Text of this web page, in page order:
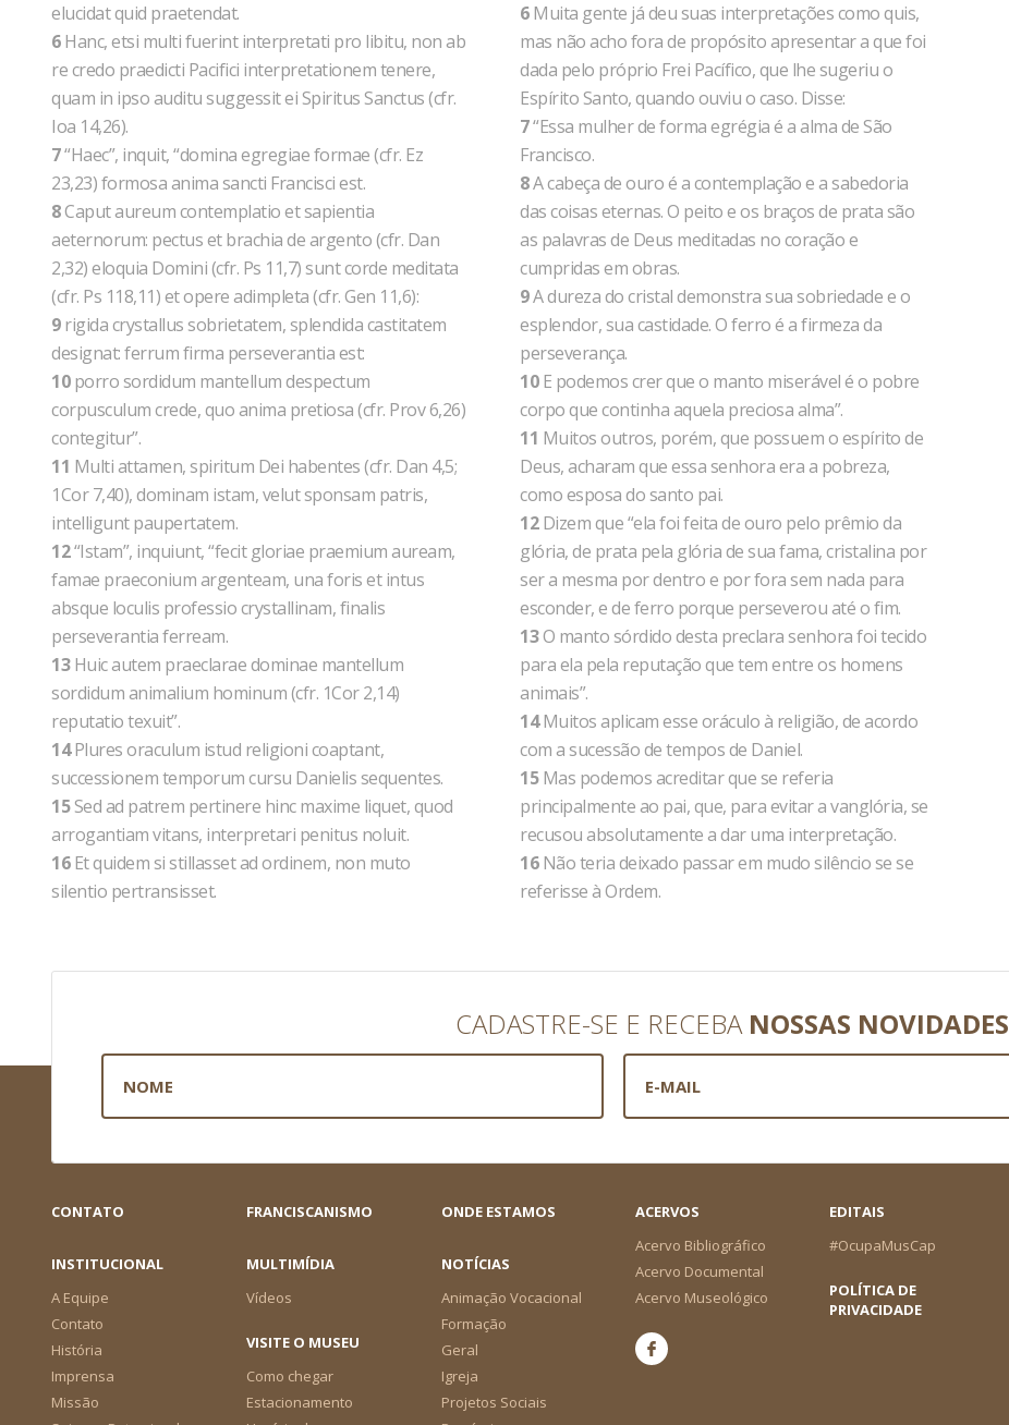
elucidat quid praetendat.
6Hanc, etsi multi fuerint interpretati pro libitu, non ab
re credo praedicti Pacifici interpretationem tenere,
quam in ipso auditu suggessit ei Spiritus Sanctus (cfr.
Ioa 14,26).
7“Haec”, inquit, “domina egregiae formae (cfr. Ez
23,23) formosa anima sancti Francisci est.
8Caput aureum contemplatio et sapientia
aeternorum: pectus et brachia de argento (cfr. Dan
2,32) eloquia Domini (cfr. Ps 11,7) sunt corde meditata
(cfr. Ps 118,11) et opere adimpleta (cfr. Gen 11,6):
9rigida crystallus sobrietatem, splendida castitatem
designat: ferrum firma perseverantia est:
10porro sordidum mantellum despectum
corpusculum crede, quo anima pretiosa (cfr. Prov 6,26)
contegitur”.
11 Multi attamen, spiritum Dei habentes (cfr. Dan 4,5;
1Cor 7,40), dominam istam, velut sponsam patris,
intelligunt paupertatem.
12“Istam”, inquiunt, “fecit gloriae praemium auream,
famae praeconium argenteam, una foris et intus
absque loculis professio crystallinam, finalis
perseverantia ferream.
13Huic autem praeclarae dominae mantellum
sordidum animalium hominum (cfr. 1Cor 2,14)
reputatio texuit”.
14Plures oraculum istud religioni coaptant,
successionem temporum cursu Danielis sequentes.
15Sed ad patrem pertinere hinc maxime liquet, quod
arrogantiam vitans, interpretari penitus noluit.
16Et quidem si stillasset ad ordinem, non muto
silentio pertransisset.
6Muita gente já deu suas interpretações como quis,
mas não acho fora de propósito apresentar a que foi
dada pelo próprio Frei Pacífico, que lhe sugeriu o
Espírito Santo, quando ouviu o caso. Disse:
7“Essa mulher de forma egrégia é a alma de São
Francisco.
8A cabeça de ouro é a contemplação e a sabedoria
das coisas eternas. O peito e os braços de prata são
as palavras de Deus meditadas no coração e
cumpridas em obras.
9A dureza do cristal demonstra sua sobriedade e o
esplendor, sua castidade. O ferro é a firmeza da
perseverança.
10E podemos crer que o manto miserável é o pobre
corpo que continha aquela preciosa alma”.
11 Muitos outros, porém, que possuem o espírito de
Deus, acharam que essa senhora era a pobreza,
como esposa do santo pai.
12Dizem que “ela foi feita de ouro pelo prêmio da
glória, de prata pela glória de sua fama, cristalina por
ser a mesma por dentro e por fora sem nada para
esconder, e de ferro porque perseverou até o fim.
13O manto sórdido desta preclara senhora foi tecido
para ela pela reputação que tem entre os homens
animais”.
14Muitos aplicam esse oráculo à religião, de acordo
com a sucessão de tempos de Daniel.
15Mas podemos acreditar que se referia
principalmente ao pai, que, para evitar a vanglória, se
recusou absolutamente a dar uma interpretação.
16Não teria deixado passar em mudo silêncio se se
referisse à Ordem.
CADASTRE-SE E RECEBA NOSSAS NOVIDADES
CONTATO FRANCISCANISMO ONDE ESTAMOS
ACERVOS
Acervo Bibliográfico
Acervo Documental
Acervo Museológico
EDITAIS
#OcupaMusCap
INSTITUCIONAL
A Equipe
Contato
História
Imprensa
Missão
MULTIMÍDIA
Vídeos
NOTÍCIAS
Animação Vocacional
Formação
Geral
Igreja
Projetos Sociais
POLÍTICA DE
PRIVACIDADE
VISITE O MUSEU
Como chegar
Estacionamento